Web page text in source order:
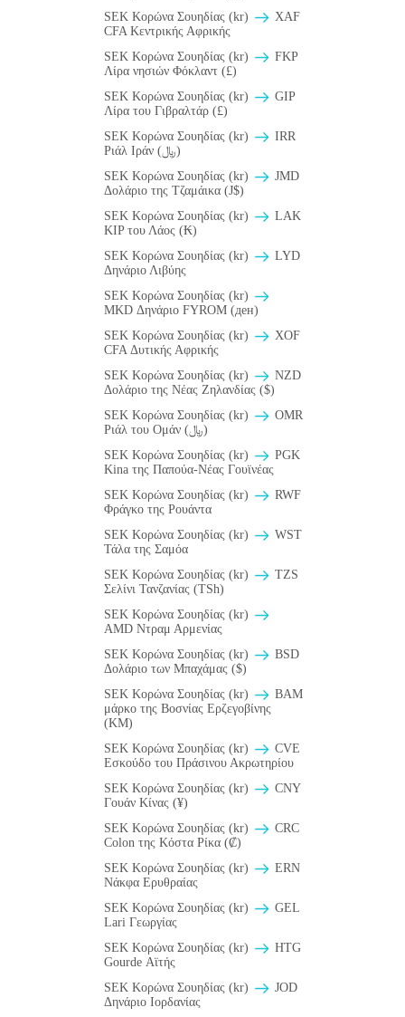
SEK Κορώνα Σουηδίας (kr)
XAF
CFA Κεντρικής Αφρικής
SEK Κορώνα Σουηδίας (kr)
FKP
Λίρα νησιών Φόκλαντ (£)
SEK Κορώνα Σουηδίας (kr)
GIP
Λίρα του Γιβραλτάρ (£)
SEK Κορώνα Σουηδίας (kr)
IRR
Ριάλ Ιράν (﷼)
SEK Κορώνα Σουηδίας (kr)
JMD
Δολάριο της Τζαμάικα (J$)
SEK Κορώνα Σουηδίας (kr)
LAK
KIP του Λάος (₭)
SEK Κορώνα Σουηδίας (kr)
LYD
Δηνάριο Λιβύης
SEK Κορώνα Σουηδίας (kr)
MKD Δηνάριο FYROM (ден)
SEK Κορώνα Σουηδίας (kr)
XOF
CFA Δυτικής Αφρικής
SEK Κορώνα Σουηδίας (kr)
NZD
Δολάριο της Νέας Ζηλανδίας ($)
SEK Κορώνα Σουηδίας (kr)
OMR
Ριάλ του Ομάν (﷼)
SEK Κορώνα Σουηδίας (kr)
PGK
Kina της Παπούα-Νέας Γουϊνέας
SEK Κορώνα Σουηδίας (kr)
RWF
Φράγκο της Ρουάντα
SEK Κορώνα Σουηδίας (kr)
WST
Τάλα της Σαμόα
SEK Κορώνα Σουηδίας (kr)
TZS
Σελίνι Τανζανίας (TSh)
SEK Κορώνα Σουηδίας (kr)
AMD Ντραμ Αρμενίας
SEK Κορώνα Σουηδίας (kr)
BSD
Δολάριο των Μπαχάμας ($)
SEK Κορώνα Σουηδίας (kr)
BAM
μάρκο της Βοσνίας Ερζεγοβίνης
(KM)
SEK Κορώνα Σουηδίας (kr)
CVE
Εσκούδο του Πράσινου Ακρωτηρίου
SEK Κορώνα Σουηδίας (kr)
CNY
Γουάν Κίνας (¥)
SEK Κορώνα Σουηδίας (kr)
CRC
Colon της Κόστα Ρίκα (₡)
SEK Κορώνα Σουηδίας (kr)
ERN
Νάκφα Ερυθραίας
SEK Κορώνα Σουηδίας (kr)
GEL
Lari Γεωργίας
SEK Κορώνα Σουηδίας (kr)
HTG
Gourde Αϊτής
SEK Κορώνα Σουηδίας (kr)
JOD
Δηνάριο Ιορδανίας